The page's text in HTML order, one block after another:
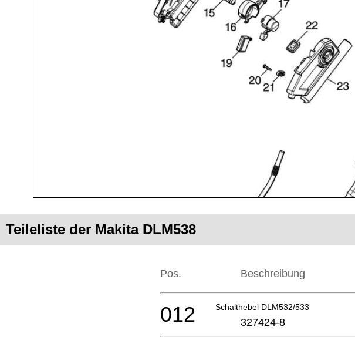
Teileliste der Makita DLM538
Pos. Beschreibung
Schalthebel DLM532/533
012 327424-8